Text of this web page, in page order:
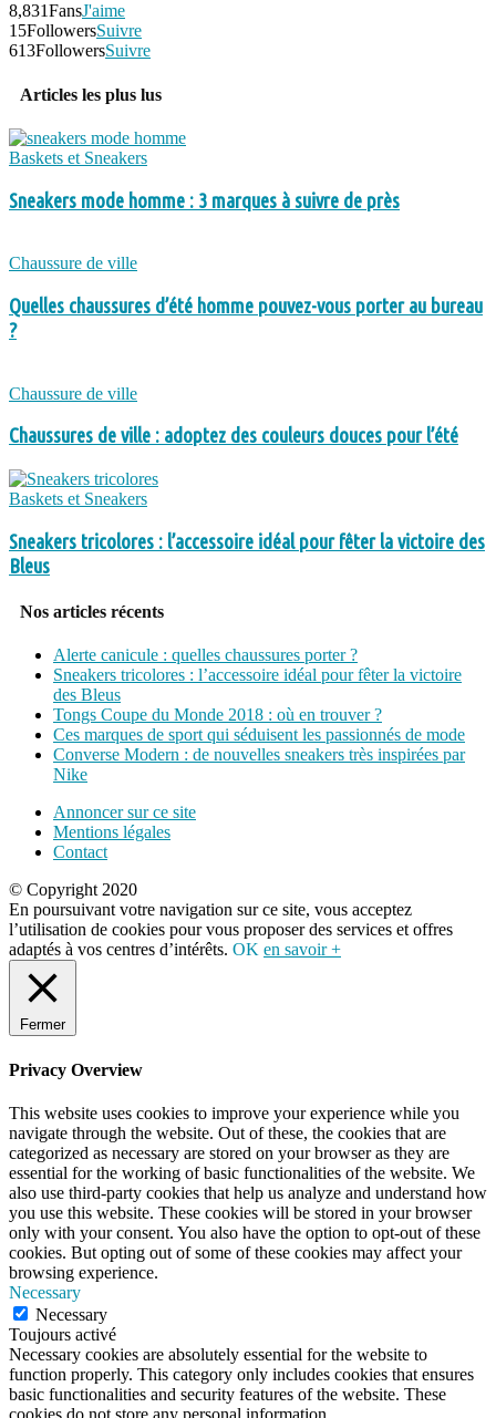
8,831FansJ'aime
15FollowersSuivre
613FollowersSuivre
Articles les plus lus
Baskets et Sneakers
Sneakers mode homme : 3 marques à suivre de près
Chaussure de ville
Quelles chaussures d’été homme pouvez-vous porter au bureau
?
Chaussure de ville
Chaussures de ville : adoptez des couleurs douces pour l’été
Baskets et Sneakers
Sneakers tricolores : l’accessoire idéal pour fêter la victoire des
Bleus
Nos articles récents
Alerte canicule : quelles chaussures porter ?
Sneakers tricolores : l’accessoire idéal pour fêter la victoire
des Bleus
Tongs Coupe du Monde 2018 : où en trouver ?
Ces marques de sport qui séduisent les passionnés de mode
Converse Modern : de nouvelles sneakers très inspirées par
Nike
Annoncer sur ce site
Mentions légales
Contact
© Copyright 2020
En poursuivant votre navigation sur ce site, vous acceptez
l’utilisation de cookies pour vous proposer des services et offres
adaptés à vos centres d’intérêts. OK en savoir +
Fermer
Privacy Overview
This website uses cookies to improve your experience while you
navigate through the website. Out of these, the cookies that are
categorized as necessary are stored on your browser as they are
essential for the working of basic functionalities of the website. We
also use third-party cookies that help us analyze and understand how
you use this website. These cookies will be stored in your browser
only with your consent. You also have the option to opt-out of these
cookies. But opting out of some of these cookies may affect your
browsing experience.
Necessary
Necessary
Toujours activé
Necessary cookies are absolutely essential for the website to
function properly. This category only includes cookies that ensures
basic functionalities and security features of the website. These
cookies do not store any personal information.